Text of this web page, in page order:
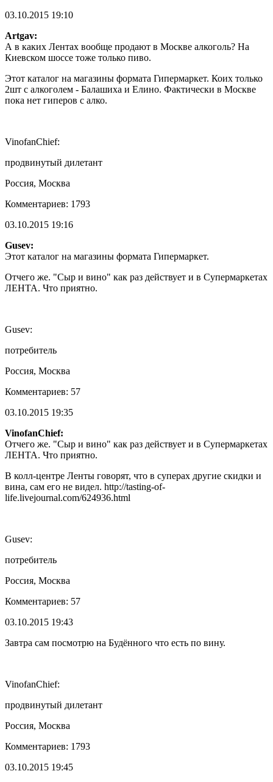
03.10.2015 19:10
Artgav:
А в каких Лентах вообще продают в Москве алкоголь? На
Киевском шоссе тоже только пиво.
Этот каталог на магазины формата Гипермаркет. Коих только
2шт с алкоголем - Балашиха и Елино. Фактически в Москве
пока нет гиперов с алко.
VinofanChief:
продвинутый дилетант
Россия, Москва
Комментариев: 1793
03.10.2015 19:16
Gusev:
Этот каталог на магазины формата Гипермаркет.
Отчего же. "Сыр и вино" как раз действует и в Супермаркетах
ЛЕНТА. Что приятно.
Gusev:
потребитель
Россия, Москва
Комментариев: 57
03.10.2015 19:35
VinofanChief:
Отчего же. "Сыр и вино" как раз действует и в Супермаркетах
ЛЕНТА. Что приятно.
В колл-центре Ленты говорят, что в суперах другие скидки и
вина, сам его не видел. http://tasting-of-
life.livejournal.com/624936.html
Gusev:
потребитель
Россия, Москва
Комментариев: 57
03.10.2015 19:43
Завтра сам посмотрю на Будённого что есть по вину.
VinofanChief:
продвинутый дилетант
Россия, Москва
Комментариев: 1793
03.10.2015 19:45